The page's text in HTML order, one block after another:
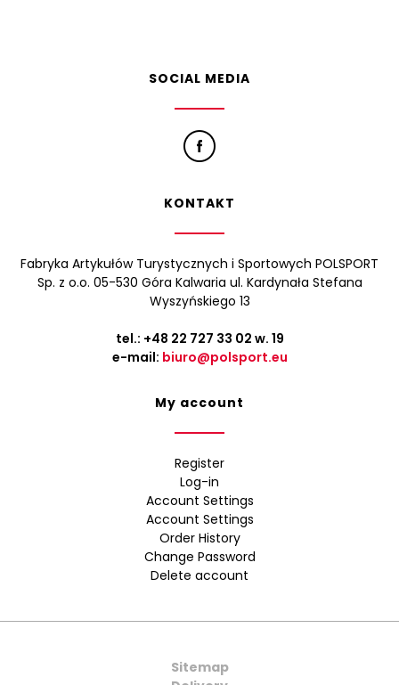
SOCIAL MEDIA
KONTAKT
Fabryka Artykułów Turystycznych i Sportowych POLSPORT
Sp. z o.o. 05-530 Góra Kalwaria ul. Kardynała Stefana
Wyszyńskiego 13
tel.: +48 22 727 33 02 w. 19
e-mail: biuro@polsport.eu
My account
Register
Log-in
Account Settings
Account Settings
Order History
Change Password
Delete account
Sitemap